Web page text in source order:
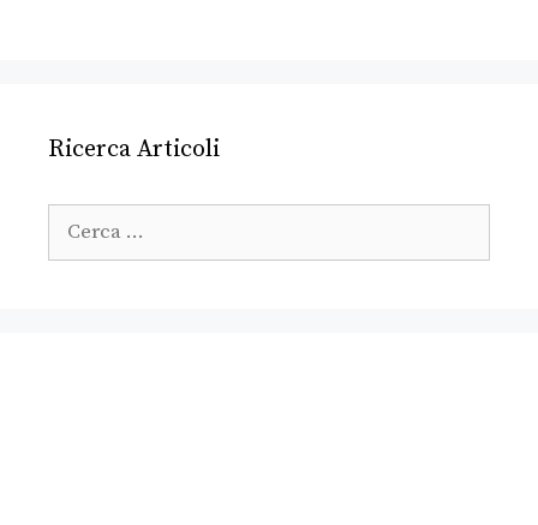
Ricerca Articoli